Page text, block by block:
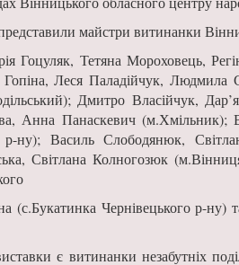
майстри витинанки
Гоцуляк, Тетяна Мороховець,
Леся Паладійчук, Людмила
Дмитро Власійчук,
Анна Панаскевич (м.Хмільник);
р-ну); Василь Слободянюк,
Світлана Колногозюк
Чернівецького р-ну)
є витинанки незабутніх